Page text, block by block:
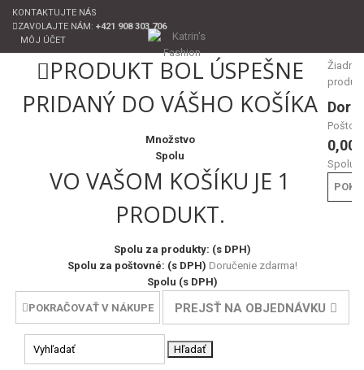
KONTAKTUJTE NÁS
ZAVOLAJTE NÁM: +421 908 303 706
MÔJ ÚČET
Žiadne
0,00
Spolu
PRODUKT BOL ÚSPEŠNE
PRIDANÝ DO VÁŠHO KOŠÍKA
Množstvo
Spolu
VO VAŠOM KOŠÍKU JE 1
PRODUKT.
Spolu za produkty: (s DPH)
Spolu za poštovné: (s DPH) Doručenie zdarma!
Spolu (s DPH)
POKRAČOVAŤ V NÁKUPE PREJSŤ NA OBJEDNÁVKU
Hľadať